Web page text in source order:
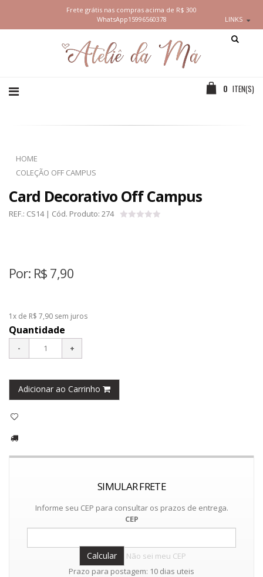
Frete grátis nas compras acima de R$ 300
WhatsApp15996560378 LINKS
0 ITEN(S)
HOME
COLEÇÃO OFF CAMPUS
Card Decorativo Off Campus
REF.: CS14| Cód. Produto: 274
Por: R$ 7,90
1x de R$ 7,90 sem juros
Quantidade
Adicionar ao Carrinho
SIMULAR FRETE
Informe seu CEP para consultar os prazos de entrega.
CEP
Não sei meu CEP
Prazo para postagem: 10 dias uteis